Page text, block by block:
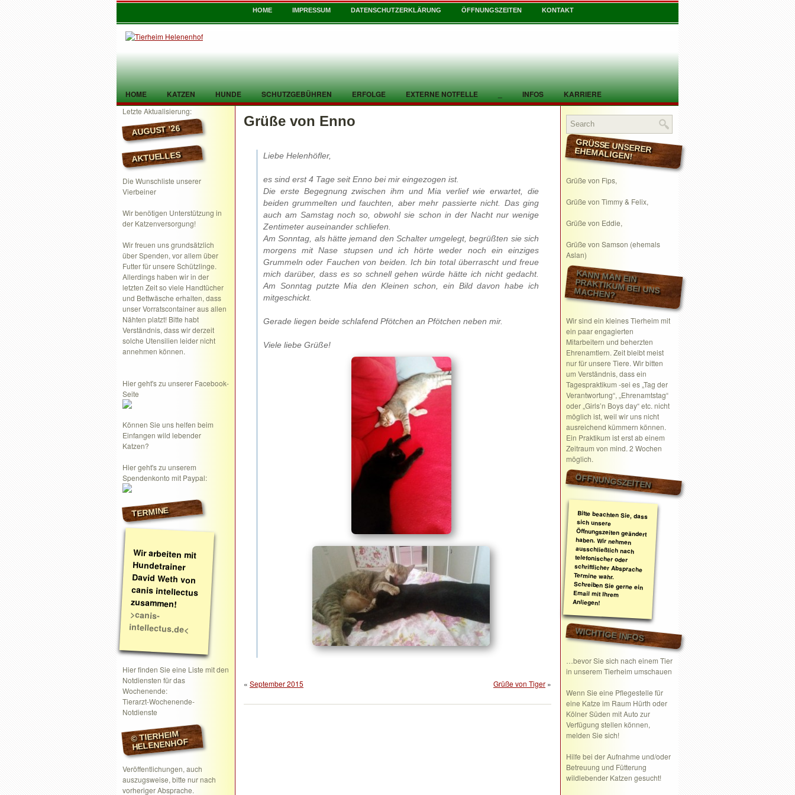
HOME IMPRESSUM DATENSCHUTZERKLÄRUNG ÖFFNUNGSZEITEN KONTAKT
HOME KATZEN HUNDE SCHUTZGEBÜHREN ERFOLGE EXTERNE NOTFELLE _ INFOS KARRIERE
TIER GEFUNDEN KONTAKT
Letzte Aktualisierung:
AUGUST ’26
AKTUELLES
Die Wunschliste unserer
Vierbeiner
Wir benötigen Unterstützung in
der Katzenversorgung!
Wir freuen uns grundsätzlich
über Spenden, vor allem über
Futter für unsere Schützlinge.
Allerdings haben wir in der
letzten Zeit so viele Handtücher
und Bettwäsche erhalten, dass
unser Vorratscontainer aus allen
Nähten platzt! Bitte habt
Verständnis, dass wir derzeit
solche Utensilien leider nicht
annehmen können.
Hier geht's zu unserer Facebook-
Seite
Können Sie uns helfen beim
Einfangen wild lebender
Katzen?
Hier geht's zu unserem
Spendenkonto mit Paypal:
TERMINE
Wir arbeiten mit
Hundetrainer
David Weth von
canis intellectus
zusammen!
>canis-
intellectus.de<
Hier finden Sie eine Liste mit den
Notdiensten für das
Wochenende:
Tierarzt-Wochenende-
Notdienste
© TIERHEIM
HELENENHOF
Veröffentlichungen, auch
auszugsweise, bitte nur nach
vorheriger Absprache.
Grüße von Enno
Liebe Helenhöfler,
es sind erst 4 Tage seit Enno bei mir eingezogen ist.
Die erste Begegnung zwischen ihm und Mia verlief wie erwartet, die
beiden grummelten und fauchten, aber mehr passierte nicht. Das ging
auch am Samstag noch so, obwohl sie schon in der Nacht nur wenige
Zentimeter auseinander schliefen.
Am Sonntag, als hätte jemand den Schalter umgelegt, begrüßten sie sich
morgens mit Nase stupsen und ich hörte weder noch ein einziges
Grummeln oder Fauchen von beiden. Ich bin total überrascht und freue
mich darüber, dass es so schnell gehen würde hätte ich nicht gedacht.
Am Sonntag putzte Mia den Kleinen schon, ein Bild davon habe ich
mitgeschickt.
Gerade liegen beide schlafend Pfötchen an Pfötchen neben mir.
Viele liebe Grüße!
« September 2015 Grüße von Tiger »
GRÜSSE UNSERER EHEMALIGEN!
Grüße von Fips,
Grüße von Timmy & Felix,
Grüße von Eddie,
Grüße von Samson (ehemals
Aslan)
KANN MAN EIN
PRAKTIKUM BEI UNS MACHEN?
Wir sind ein kleines Tierheim mit
ein paar engagierten
Mitarbeitern und beherzten
Ehrenamtlern. Zeit bleibt meist
nur für unsere Tiere. Wir bitten
um Verständnis, dass ein
Tagespraktikum -sei es „Tag der
Verantwortung“, „Ehrenamtstag“
oder „Girls’n Boys day“ etc. nicht
möglich ist, weil wir uns nicht
ausreichend kümmern können.
Ein Praktikum ist erst ab einem
Zeitraum von mind. 2 Wochen
möglich.
ÖFFNUNGSZEITEN
Bitte beachten Sie, dass
sich unsere
Öffnungszeiten geändert
haben. Wir nehmen
ausschließlich nach
telefonischer oder
schriftlicher Absprache
Termine wahr.
Schreiben Sie gerne ein
Email mit Ihrem
Anliegen!
WICHTIGE INFOS
…bevor Sie sich nach einem Tier
in unserem Tierheim umschauen
Wenn Sie eine Pflegestelle für
eine Katze im Raum Hürth oder
Kölner Süden mit Auto zur
Verfügung stellen können,
melden Sie sich!
Hilfe bei der Aufnahme und/oder
Betreuung und Fütterung
wildlebender Katzen gesucht!